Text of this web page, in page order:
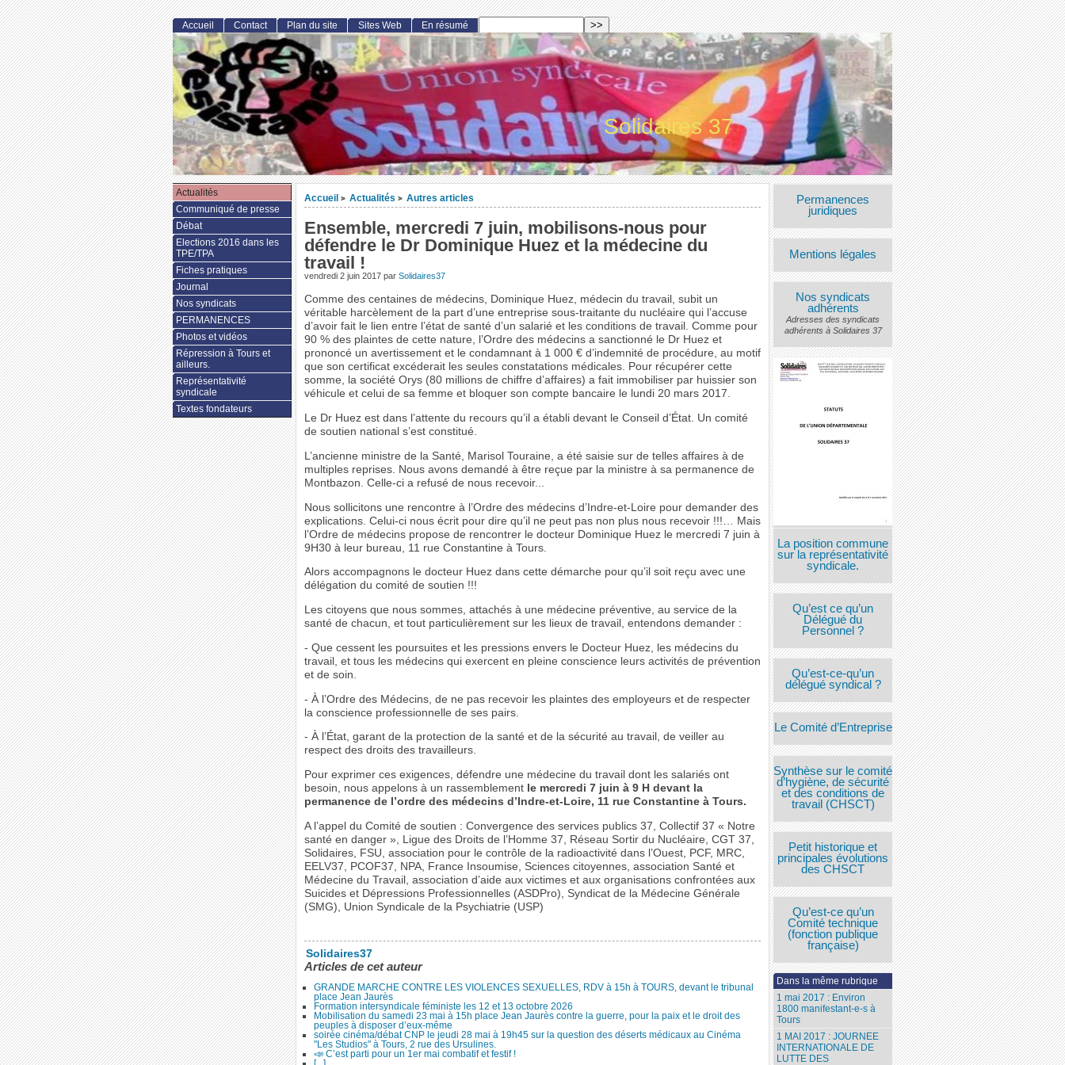
Solidaires 37
Accueil > Actualités > Autres articles
Ensemble, mercredi 7 juin, mobilisons-nous pour
défendre le Dr Dominique Huez et la médecine du
travail !
vendredi 2 juin 2017 par Solidaires37
Comme des centaines de médecins, Dominique Huez, médecin du travail, subit un
véritable harcèlement de la part d’une entreprise sous-traitante du nucléaire qui l’accuse
d’avoir fait le lien entre l’état de santé d’un salarié et les conditions de travail. Comme pour
90 % des plaintes de cette nature, l’Ordre des médecins a sanctionné le Dr Huez et
prononcé un avertissement et le condamnant à 1 000 € d’indemnité de procédure, au motif
que son certificat excéderait les seules constatations médicales. Pour récupérer cette
somme, la société Orys (80 millions de chiffre d’affaires) a fait immobiliser par huissier son
véhicule et celui de sa femme et bloquer son compte bancaire le lundi 20 mars 2017.
Le Dr Huez est dans l’attente du recours qu’il a établi devant le Conseil d’État. Un comité
de soutien national s’est constitué.
L’ancienne ministre de la Santé, Marisol Touraine, a été saisie sur de telles affaires à de
multiples reprises. Nous avons demandé à être reçue par la ministre à sa permanence de
Montbazon. Celle-ci a refusé de nous recevoir...
Nous sollicitons une rencontre à l’Ordre des médecins d’Indre-et-Loire pour demander des
explications. Celui-ci nous écrit pour dire qu’il ne peut pas non plus nous recevoir !!!… Mais
l’Ordre de médecins propose de rencontrer le docteur Dominique Huez le mercredi 7 juin à
9H30 à leur bureau, 11 rue Constantine à Tours.
Alors accompagnons le docteur Huez dans cette démarche pour qu’il soit reçu avec une
délégation du comité de soutien !!!
Les citoyens que nous sommes, attachés à une médecine préventive, au service de la
santé de chacun, et tout particulièrement sur les lieux de travail, entendons demander :
- Que cessent les poursuites et les pressions envers le Docteur Huez, les médecins du
travail, et tous les médecins qui exercent en pleine conscience leurs activités de prévention
et de soin.
- À l’Ordre des Médecins, de ne pas recevoir les plaintes des employeurs et de respecter
la conscience professionnelle de ses pairs.
- À l’État, garant de la protection de la santé et de la sécurité au travail, de veiller au
respect des droits des travailleurs.
Pour exprimer ces exigences, défendre une médecine du travail dont les salariés ont
besoin, nous appelons à un rassemblement le mercredi 7 juin à 9 H devant la
permanence de l’ordre des médecins d’Indre-et-Loire, 11 rue Constantine à Tours.
A l’appel du Comité de soutien : Convergence des services publics 37, Collectif 37 « Notre
santé en danger », Ligue des Droits de l’Homme 37, Réseau Sortir du Nucléaire, CGT 37,
Solidaires, FSU, association pour le contrôle de la radioactivité dans l’Ouest, PCF, MRC,
EELV37, PCOF37, NPA, France Insoumise, Sciences citoyennes, association Santé et
Médecine du Travail, association d’aide aux victimes et aux organisations confrontées aux
Suicides et Dépressions Professionnelles (ASDPro), Syndicat de la Médecine Générale
(SMG), Union Syndicale de la Psychiatrie (USP)
Solidaires37
Articles de cet auteur
GRANDE MARCHE CONTRE LES VIOLENCES SEXUELLES, RDV à 15h à TOURS, devant le tribunal
place Jean Jaurès
Formation intersyndicale féministe les 12 et 13 octobre 2026
Mobilisation du samedi 23 mai à 15h place Jean Jaurès contre la guerre, pour la paix et le droit des
peuples à disposer d’eux-même
soirée cinéma/débat CNP le jeudi 28 mai à 19h45 sur la question des déserts médicaux au Cinéma
"Les Studios" à Tours, 2 rue des Ursulines.
📣 C’est parti pour un 1er mai combatif et festif !
Permanences
juridiques
Mentions légales
Nos syndicats
adhérents
Adresses des syndicats
adhérents à Solidaires 37
La position commune
sur la représentativité
syndicale.
Qu’est ce qu’un
Délégué du
Personnel ?
Qu’est-ce-qu’un
délégué syndical ?
Le Comité d’Entreprise
Synthèse sur le comité
d’hygiène, de sécurité
et des conditions de
travail (CHSCT)
Petit historique et
principales évolutions
des CHSCT
Qu’est-ce qu’un
Comité technique
(fonction publique
française)
Dans la même rubrique
1 mai 2017 : Environ
1800 manifestant-e-s à
Tours
1 MAI 2017 : JOURNEE
INTERNATIONALE DE
LUTTE DES
Accueil Contact Plan du site Sites Web En résumé
Actualités
Communiqué de presse
Débat
Elections 2016 dans les
TPE/TPA
Fiches pratiques
Journal
Nos syndicats
PERMANENCES
Photos et vidéos
Répression à Tours et
ailleurs.
Représentativité
syndicale
Textes fondateurs